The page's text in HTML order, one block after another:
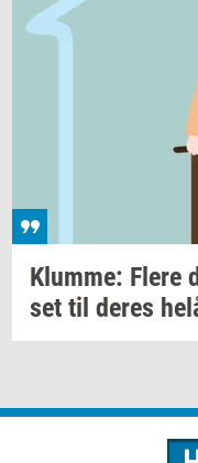
Klum­me: Flere
set til deres